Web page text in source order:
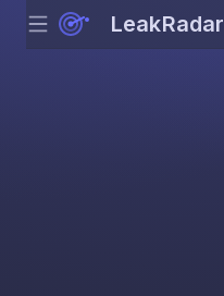
Menu LeakRadar